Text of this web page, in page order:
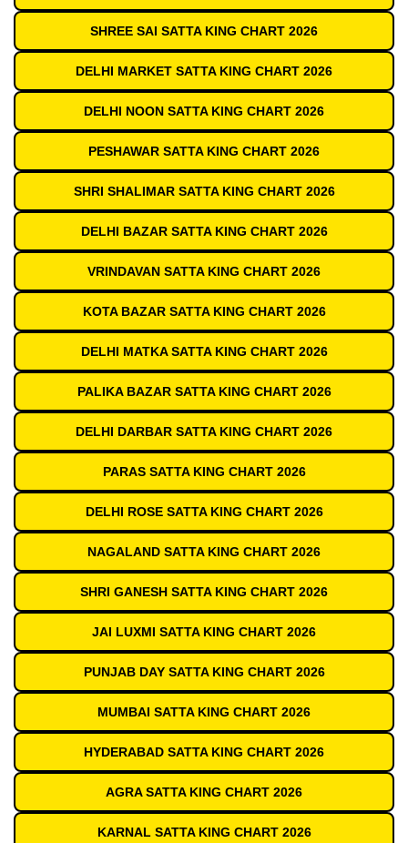
SHREE SAI SATTA KING CHART 2026
DELHI MARKET SATTA KING CHART 2026
DELHI NOON SATTA KING CHART 2026
PESHAWAR SATTA KING CHART 2026
SHRI SHALIMAR SATTA KING CHART 2026
DELHI BAZAR SATTA KING CHART 2026
VRINDAVAN SATTA KING CHART 2026
KOTA BAZAR SATTA KING CHART 2026
DELHI MATKA SATTA KING CHART 2026
PALIKA BAZAR SATTA KING CHART 2026
DELHI DARBAR SATTA KING CHART 2026
PARAS SATTA KING CHART 2026
DELHI ROSE SATTA KING CHART 2026
NAGALAND SATTA KING CHART 2026
SHRI GANESH SATTA KING CHART 2026
JAI LUXMI SATTA KING CHART 2026
PUNJAB DAY SATTA KING CHART 2026
MUMBAI SATTA KING CHART 2026
HYDERABAD SATTA KING CHART 2026
AGRA SATTA KING CHART 2026
KARNAL SATTA KING CHART 2026